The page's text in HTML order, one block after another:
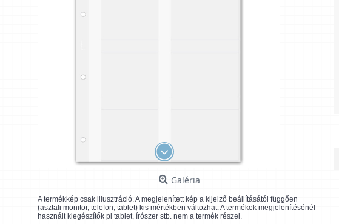
Galéria
A termékkép csak illusztráció. A megjelenített kép a kijelző beállításától függően
(asztali monitor, telefon, tablet) kis mértékben változhat. A termékek megjelenítésénél
használt kiegészítők pl tablet, írószer stb. nem a termék részei.